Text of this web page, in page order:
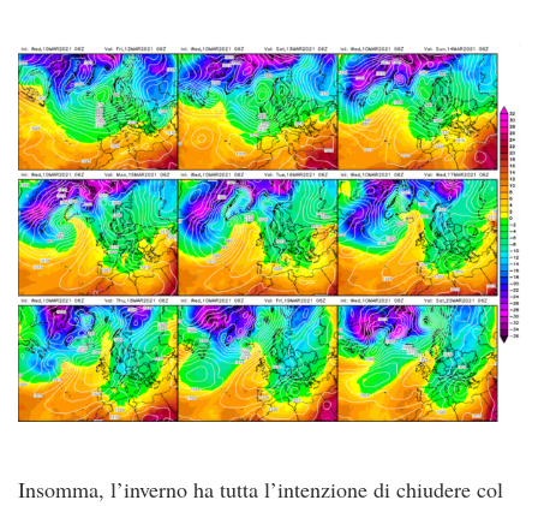
Insomma, l’inverno ha tutta l’intenzione di chiudere col